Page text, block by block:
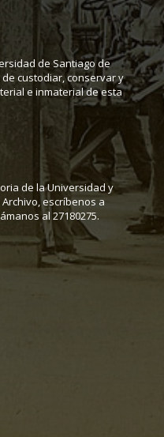
de Santiago de
de custodiar, conservar y
e inmaterial de esta
de la Universidad y
escríbenos a
al 27180275.